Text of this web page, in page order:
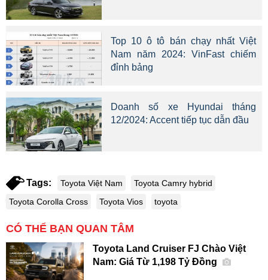
Top 10 ô tô bán chạy nhất Việt
Nam năm 2024: VinFast chiếm
đỉnh bảng
Doanh số xe Hyundai tháng
12/2024: Accent tiếp tục dẫn đầu
Tags: Toyota Việt Nam
Toyota Camry hybrid
Toyota Corolla Cross
Toyota Vios toyota
CÓ THỂ BẠN QUAN TÂM
Toyota Land Cruiser FJ Chào Việt
Nam: Giá Từ 1,198 Tỷ Đồng